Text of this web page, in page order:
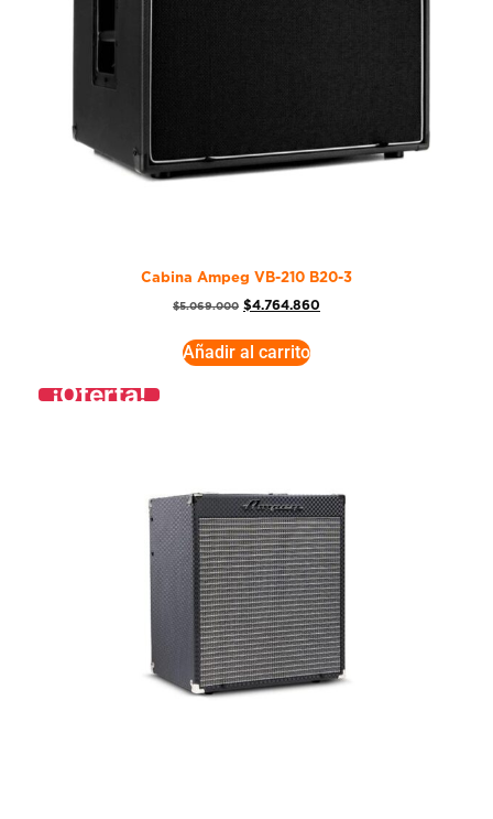
Cabina Ampeg VB-210 B20-3
$5.069.000 $4.764.860
Añadir al carrito
¡Oferta!